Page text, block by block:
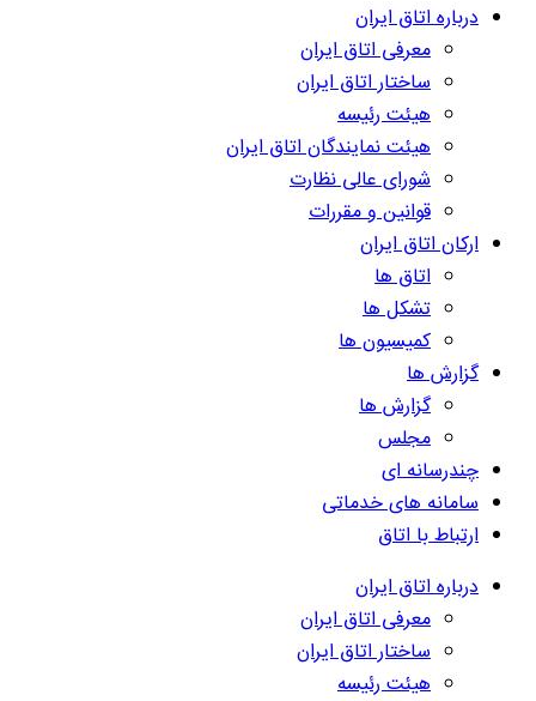
درباره اتاق ایران
معرفی اتاق ایران
ساختار اتاق ایران
هیئت رئیسه
هیئت نمایندگان اتاق ایران
شورای عالی نظارت
قوانین و مقررات
ارکان اتاق ایران
اتاق ها
تشکل ها
کمیسیون ها
گزارش ها
گزارش ها
مجلس
چندرسانه ای
سامانه های خدماتی
ارتباط با اتاق
درباره اتاق ایران
معرفی اتاق ایران
ساختار اتاق ایران
هیئت رئیسه